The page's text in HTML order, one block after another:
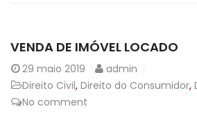
VENDA DE IMÓVEL LOCADO
29 maio 2019
admin
Direito Civil, Direito do Consumidor,
No comment